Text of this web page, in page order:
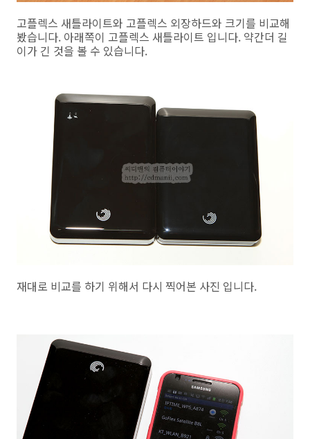
고플렉스 새틀라이트와 고플렉스 외장하드와 크기를 비교해
봤습니다. 아래쪽이 고플렉스 새틀라이트 입니다. 약간더 길
이가 긴 것을 볼 수 있습니다.
재대로 비교를 하기 위해서 다시 찍어본 사진 입니다.